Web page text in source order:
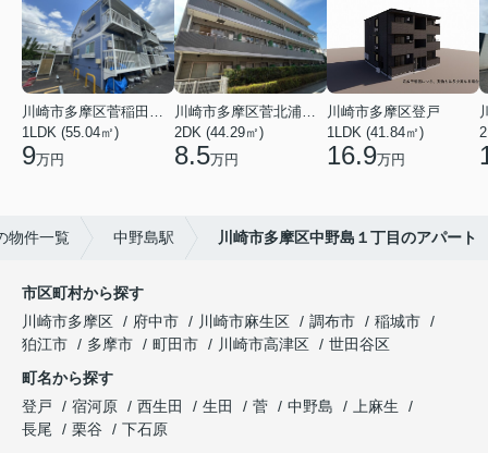
川崎市多摩区菅稲田堤２丁目
1LDK (55.04㎡)
9万円
川崎市多摩区菅北浦２丁目
2DK (44.29㎡)
8.5万円
川崎市多摩区登戸
1LDK (41.84㎡)
16.9万円
物件一覧 中野島駅 川崎市多摩区中野島１丁目のアパート
市区町村から探す
川崎市多摩区
府中市 川崎市麻生区 調布市
稲城市
狛江市
多摩市 町田市 川崎市高津区
世田谷区
町名から探す
登戸
宿河原 西生田 生田 菅 中野島
上麻生
長尾
栗谷
下石原